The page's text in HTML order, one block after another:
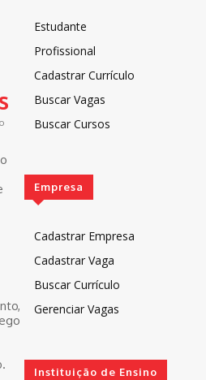
Estudante
Profissional
Cadastrar Currículo
Buscar Vagas
Buscar Cursos
Empresa
Cadastrar Empresa
Cadastrar Vaga
Buscar Currículo
Gerenciar Vagas
Instituição de Ensino